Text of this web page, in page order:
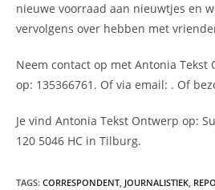
nieuwe voorraad aan nieuwtjes en
vervolgens over hebben met
Neem contact op met Antonia Tekst
op: 135366761. Of via email: . Of
Je vind Antonia Tekst Ontwerp op:
120 5046 HC in Tilburg.
TAGS: CORRESPONDENT, JOURNALISTIEK,